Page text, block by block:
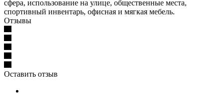
сфера, использование на улице, общественные места,
спортивный инвентарь, офисная и мягкая мебель.
Отзывы
Оставить отзыв